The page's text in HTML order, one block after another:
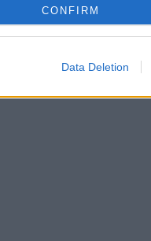
CONFIRM
Data Deletion